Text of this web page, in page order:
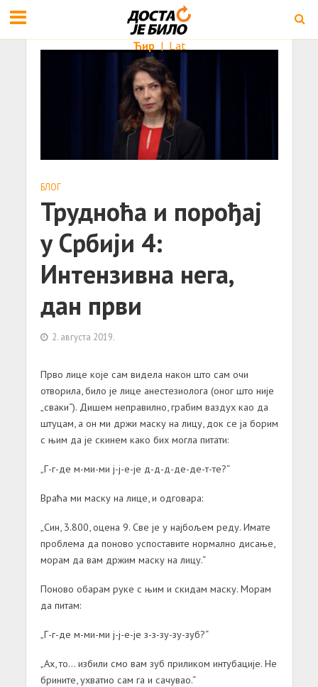
Ћир | Lat
БЛОГ
Трудноћа и порођај
у Србији 4:
Интензивна нега,
дан први
2. августа 2019.
Прво лице које сам видела након што сам очи
отворила, било је лице анестезиолога (оног што није
„сваки“). Дишем неправилно, грабим ваздух као да
штуцам, а он ми држи маску на лицу, док се ја борим
с њим да је скинем како бих могла питати:
„Г-г-де м-ми-ми ј-ј-е-је д-д-д-де-де-т-те?“
Враћа ми маску на лице, и одговара:
„Син, 3.800, оцена 9. Све је у најбољем реду. Имате
проблема да поново успоставите нормално дисање,
морам да вам држим маску на лицу.“
Поново обарам руке с њим и скидам маску. Морам
да питам:
„Г-г-де м-ми-ми ј-ј-е-је з-з-зу-зу-зуб?“
„Ах, то… избили смо вам зуб приликом интубације. Не
брините, ухватио сам га и сачувао.“